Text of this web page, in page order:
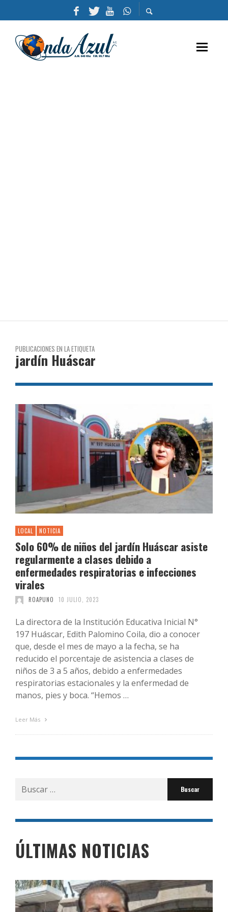
PUBLICACIONES EN LA ETIQUETA
jardín Huáscar
LOCAL NOTICIA
Solo 60% de niños del jardín Huáscar asiste
regularmente a clases debido a
enfermedades respiratorias e infecciones
virales
ROAPUNO 10 JULIO, 2023
La directora de la Institución Educativa Inicial N°
197 Huáscar, Edith Palomino Coila, dio a conocer
que, desde el mes de mayo a la fecha, se ha
reducido el porcentaje de asistencia a clases de
niños de 3 a 5 años, debido a enfermedades
respiratorias estacionales y la enfermedad de
manos, pies y boca. “Hemos …
Leer Más
Buscar
por:
ÚLTIMAS NOTICIAS